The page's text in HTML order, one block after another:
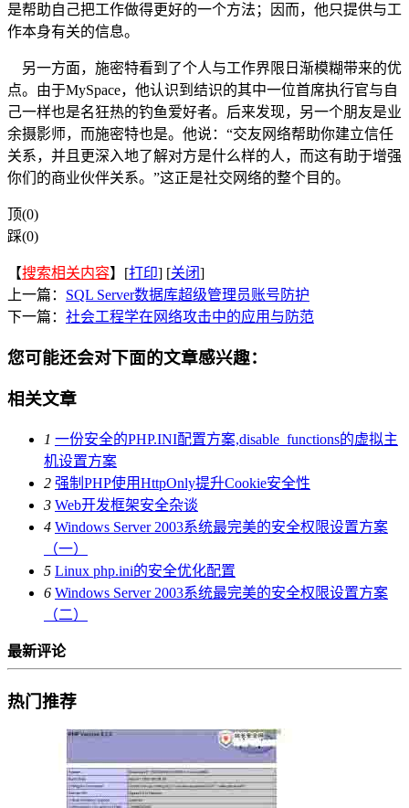
是帮助自己把工作做得更好的一个方法；因而，他只提供与工
作本身有关的信息。
另一方面，施密特看到了个人与工作界限日渐模糊带来的优
点。由于MySpace，他认识到结识的其中一位首席执行官与自
己一样也是名狂热的钓鱼爱好者。后来发现，另一个朋友是业
余摄影师，而施密特也是。他说：“交友网络帮助你建立信任
关系，并且更深入地了解对方是什么样的人，而这有助于增强
你们的商业伙伴关系。”这正是社交网络的整个目的。
顶(0)
踩(0)
【搜索相关内容】[打印] [关闭]
上一篇： SQL Server数据库超级管理员账号防护
下一篇： 社会工程学在网络攻击中的应用与防范
您可能还会对下面的文章感兴趣：
相关文章
1 一份安全的PHP.INI配置方案,disable_functions的虚拟主
机设置方案
2 强制PHP使用HttpOnly提升Cookie安全性
3 Web开发框架安全杂谈
4 Windows Server 2003系统最完美的安全权限设置方案
（一）
5 Linux php.ini的安全优化配置
6 Windows Server 2003系统最完美的安全权限设置方案
（二）
最新评论
热门推荐